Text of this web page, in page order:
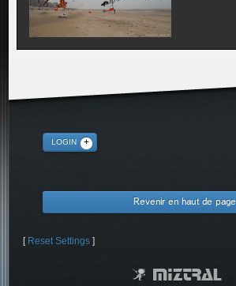
LOGIN
Revenir en haut de page
[ Reset Settings ]